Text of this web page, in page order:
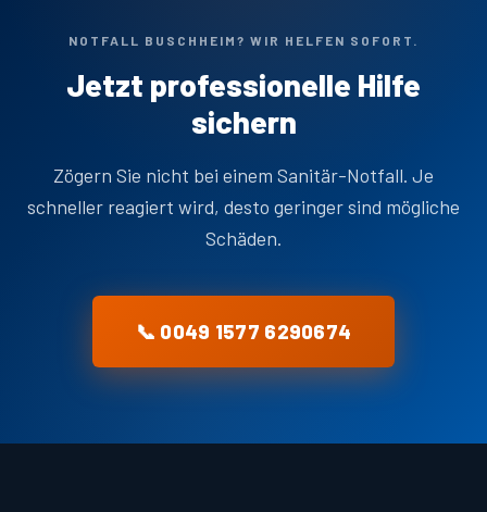
NOTFALL BUSCHHEIM? WIR HELFEN SOFORT.
Jetzt professionelle Hilfe
sichern
Zögern Sie nicht bei einem Sanitär-Notfall. Je
schneller reagiert wird, desto geringer sind mögliche
Schäden.
📞 0049 1577 6290674